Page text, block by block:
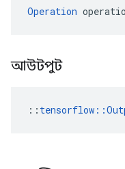
Operation
আউটপুট
::